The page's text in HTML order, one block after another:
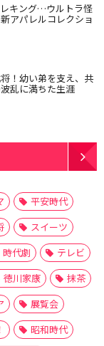
キング…ウルトラ怪
アパレルコレクショ
！幼い弟を支え、共
乱に満ちた生涯
平安時代
スイーツ
時代劇
テレビ
徳川家康
抹茶
展覧会
昭和時代